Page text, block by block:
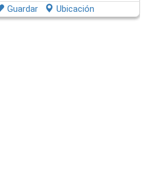
Guardar Ubicación